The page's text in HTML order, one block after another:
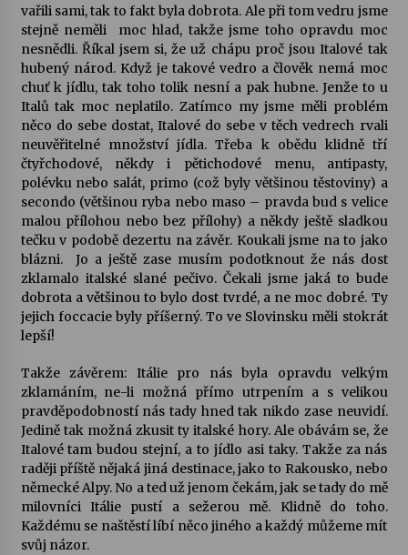
vařili sami, tak to fakt byla dobrota. Ale při tom vedru jsme
stejně neměli moc hlad, takže jsme toho opravdu moc
nesnědli. Říkal jsem si, že už chápu proč jsou Italové tak
hubený národ. Když je takové vedro a člověk nemá moc
chuť k jídlu, tak toho tolik nesní a pak hubne. Jenže to u
Italů tak moc neplatilo. Zatímco my jsme měli problém
něco do sebe dostat, Italové do sebe v těch vedrech rvali
neuvěřitelné množství jídla. Třeba k obědu klidně tří
čtyřchodové, někdy i pětichodové menu, antipasty,
polévku nebo salát, primo (což byly většinou těstoviny) a
secondo (většinou ryba nebo maso – pravda bud s velice
malou přílohou nebo bez přílohy) a někdy ještě sladkou
tečku v podobě dezertu na závěr. Koukali jsme na to jako
blázni. Jo a ještě zase musím podotknout že nás dost
zklamalo italské slané pečivo. Čekali jsme jaká to bude
dobrota a většinou to bylo dost tvrdé, a ne moc dobré. Ty
jejich foccacie byly příšerný. To ve Slovinsku měli stokrát
lepší!
Takže závěrem: Itálie pro nás byla opravdu velkým
zklamáním, ne-li možná přímo utrpením a s velikou
pravděpodobností nás tady hned tak nikdo zase neuvidí.
Jedině tak možná zkusit ty italské hory. Ale obávám se, že
Italové tam budou stejní, a to jídlo asi taky. Takže za nás
raději příště nějaká jiná destinace, jako to Rakousko, nebo
německé Alpy. No a ted už jenom čekám, jak se tady do mě
milovníci Itálie pustí a sežerou mě. Klidně do toho.
Každému se naštěstí líbí něco jiného a každý můžeme mít
svůj názor.